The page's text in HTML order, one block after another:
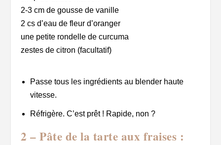
2-3 cm de gousse de vanille
2 cs d’eau de fleur d’oranger
une petite rondelle de curcuma
zestes de citron (facultatif)
Passe tous les ingrédients au blender haute
vitesse.
Réfrigère. C’est prêt ! Rapide, non ?
2 – Pâte de la tarte aux fraises :